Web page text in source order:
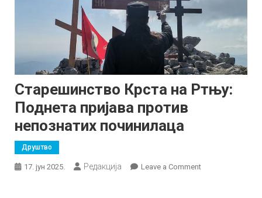
Старешинство Крста на Ртњу:
Поднета пријава против
непознатих починилаца
Друштво
17. јун 2025. Редакција Leave a Commenton